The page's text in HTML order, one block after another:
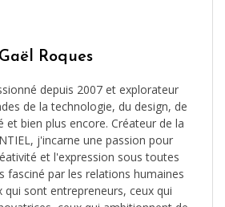
Gaël Roques
depuis 2007 et explorateur
de la technologie, du design, de
et bien plus encore. Créateur de la
j'incarne une passion pour
et l'expression sous toutes
fasciné par les relations humaines
qui sont entrepreneurs, ceux qui